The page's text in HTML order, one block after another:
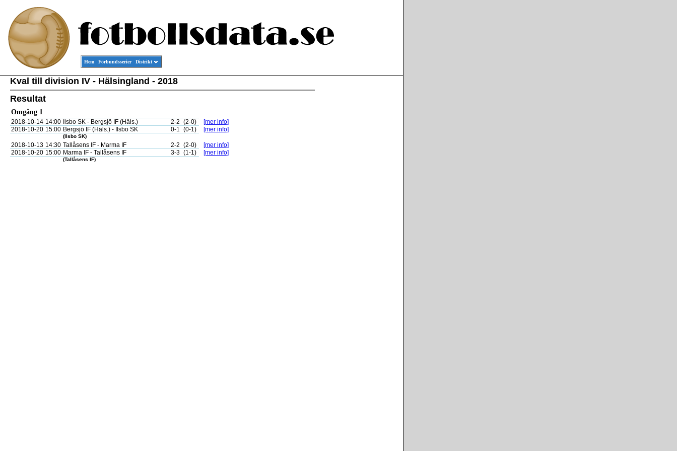
Hem Förbundsserier Distrikt
Kval till division IV - Hälsingland - 2018
Resultat
Omgång 1
2018-10-14 14:00 Ilsbo SK - Bergsjö IF (Häls.) 2-2 (2-0)
[mer info]
2018-10-20 15:00 Bergsjö IF (Häls.) - Ilsbo SK 0-1 (0-1) [mer info]
(Ilsbo SK)
2018-10-13 14:30 Tallåsens IF - Marma IF 2-2 (2-0)
[mer info]
2018-10-20 15:00 Marma IF - Tallåsens IF 3-3 (1-1) [mer info]
(Tallåsens IF)